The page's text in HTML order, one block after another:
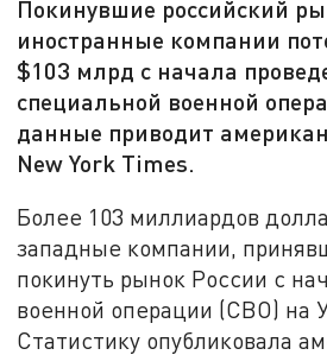
Покинувшие российский
иностранные компании
$103 млрд с начала
специальной военной
данные приводит
New York Times.
Более 103 миллиардов
западные компании,
покинуть рынок России с
военной операции (СВО) на
Статистику опубликовала